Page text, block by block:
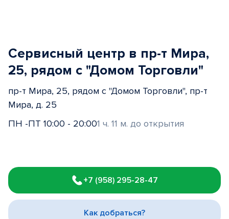
Сервисный центр в пр-т Мира,
25, рядом с "Домом Торговли"
пр-т Мира, 25, рядом с "Домом Торговли", пр-т
Мира, д. 25
ПН -ПТ 10:00 - 20:001 ч. 11 м. до открытия
1
of
3
+7 (958) 295-28-47
Как добраться?